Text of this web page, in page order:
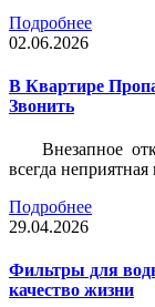
Подробнее
02.06.2026
В Квартире
Звонить
Внезапное
всегда
Подробнее
29.04.2026
Фильтры для
качество жизни